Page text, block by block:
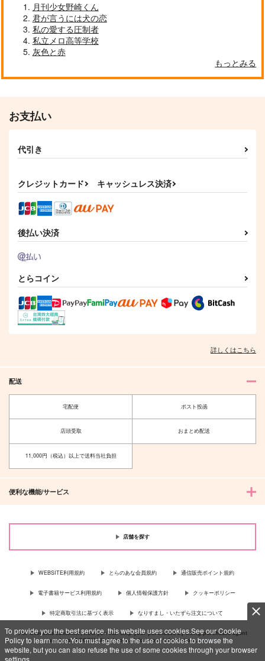
To provide you the best service, this website uses cookies.See our Cookie
Policy to learn more.You must agree to the use of cookies to browse the
website, but you can also refuse the use of some cookies through your browser
settings.
月刊少女野崎くん
君が言うには犬の恋
私の愛する圧制者
私立メロ高等学校
灰色と赤
もっとみる
お支払い
代引き
クレジットカード キャッシュレス決済
後払い決済
とらコイン
詳しくはこちら
配送
宅配便 ポスト投函
店頭受取 おまとめ配送
11,000円（税込）以上で送料当社負担
便利な機能/サービス
店舗を探す
WEBSITE利用規約 とらのあな会員規約 通信販売ポイント規約
電子書籍サービス利用規約 個人情報保護方針 クッキーポリシー
特定商取引法に基づく表示 なりすまし・いたずら注文について
For Overseas customer, now you can ship your purchases by using purchases agent
services “AOCS”! Click {more…} for more information …more